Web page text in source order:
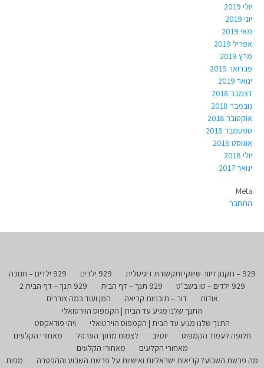
יולי 2019
יוני 2019
מאי 2019
אפריל 2019
מרץ 2019
פברואר 2019
ינואר 2019
דצמבר 2018
נובמבר 2018
אוקטובר 2018
ספטמבר 2018
אוגוסט 2018
יולי 2018
ינואר 2017
Meta
התחבר
929 – תקנון דיוור שיווקי ותקשורת דיגיטלית 929 ילדים
929 ילדים – חנוכה
929 ילדים – טו בשב"ט
929 תנך – דף הבית
929 תנך – דף הבית 2
אודות
דור – תוכניות קריאה
המן ועוד כמה צוררים
התנך שלנו מגיע עד הבית | הקמפוס הוירטואלי
התנך שלנו מגיע עד הבית | הקמפוס הוירטואלי
ויהי פודאקסט
חלופה לעמוד הקמפוס
יוטיוב לצמוח מתוך הערפל
מאחורי הקלעים
מאחורי הקלעים
מאחורי הקלעים
מה פרשת השבוע? קריאות ישראליות ואישיות על פרשת השבוע וההפטרה
מפות